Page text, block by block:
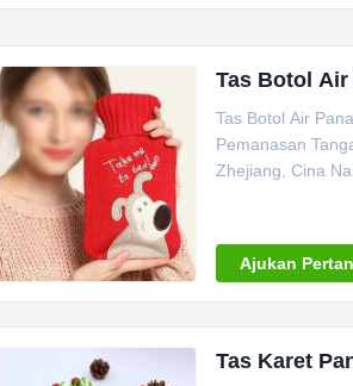
Tas Botol
Tas Botol Air
Pemanasan
Zhejiang, Cina
Ajukan
Tas Karet